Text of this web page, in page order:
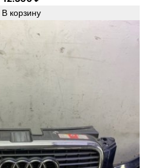
В корзину